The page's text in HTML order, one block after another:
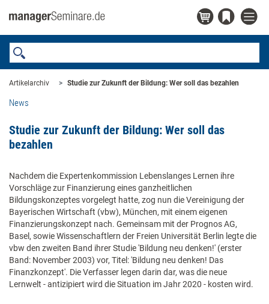
Artikelarchiv Studie zur Zukunft der Bildung: Wer soll das bezahlen
News
Studie zur Zukunft der Bildung: Wer soll das
bezahlen
Nachdem die Expertenkommission Lebenslanges Lernen ihre
Vorschläge zur Finanzierung eines ganzheitlichen
Bildungskonzeptes vorgelegt hatte, zog nun die Vereinigung der
Bayerischen Wirtschaft (vbw), München, mit einem eigenen
Finanzierungskonzept nach. Gemeinsam mit der Prognos AG,
Basel, sowie Wissenschaftlern der Freien Universität Berlin legte die
vbw den zweiten Band ihrer Studie 'Bildung neu denken!' (erster
Band: November 2003) vor, Titel: 'Bildung neu denken! Das
Finanzkonzept'. Die Verfasser legen darin dar, was die neue
Lernwelt - antizipiert wird die Situation im Jahr 2020 - kosten wird.